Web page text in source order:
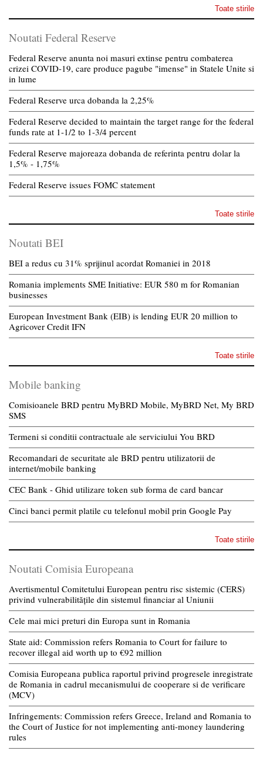
Toate stirile
Noutati Federal Reserve
Federal Reserve anunta noi masuri extinse pentru combaterea
crizei COVID-19, care produce pagube "imense" in Statele Unite si
in lume
Federal Reserve urca dobanda la 2,25%
Federal Reserve decided to maintain the target range for the federal
funds rate at 1-1/2 to 1-3/4 percent
Federal Reserve majoreaza dobanda de referinta pentru dolar la
1,5% - 1,75%
Federal Reserve issues FOMC statement
Toate stirile
Noutati BEI
BEI a redus cu 31% sprijinul acordat Romaniei in 2018
Romania implements SME Initiative: EUR 580 m for Romanian
businesses
European Investment Bank (EIB) is lending EUR 20 million to
Agricover Credit IFN
Toate stirile
Mobile banking
Comisioanele BRD pentru MyBRD Mobile, MyBRD Net, My BRD
SMS
Termeni si conditii contractuale ale serviciului You BRD
Recomandari de securitate ale BRD pentru utilizatorii de
internet/mobile banking
CEC Bank - Ghid utilizare token sub forma de card bancar
Cinci banci permit platile cu telefonul mobil prin Google Pay
Toate stirile
Noutati Comisia Europeana
Avertismentul Comitetului European pentru risc sistemic (CERS)
privind vulnerabilitățile din sistemul financiar al Uniunii
Cele mai mici preturi din Europa sunt in Romania
State aid: Commission refers Romania to Court for failure to
recover illegal aid worth up to €92 million
Comisia Europeana publica raportul privind progresele inregistrate
de Romania in cadrul mecanismului de cooperare si de verificare
(MCV)
Infringements: Commission refers Greece, Ireland and Romania to
the Court of Justice for not implementing anti-money laundering
rules